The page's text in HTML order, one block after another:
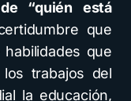
“quién está
que
que
trabajos del
la educación,